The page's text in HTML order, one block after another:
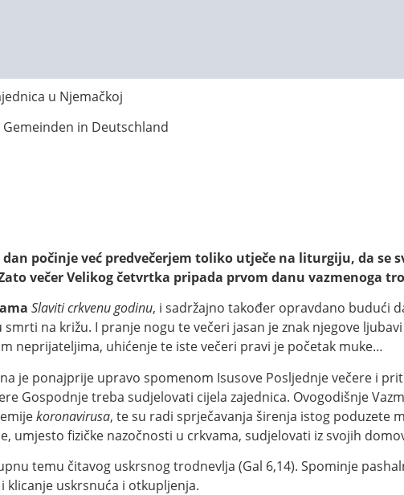
u Njemačkoj
in Deutschland
počinje već predvečerjem toliko utječe na liturgiju, da se
večer Velikog četvrtka pripada prvom danu vazmenoga
Slaviti crkvenu godinu, i sadržajno također opravdano budući
na križu. I pranje nogu te večeri jasan je znak njegove
neprijateljima, uhićenje te iste večeri pravi je početak muke…
je ponajprije upravo spomenom Isusove Posljednje večere i
Gospodnje treba sudjelovati cijela zajednica. Ovogodišnje
koronavirusa, te su radi sprječavanja širenja istog poduzete
umjesto fizičke nazočnosti u crkvama, sudjelovati iz svojih
temu čitavog uskrsnog trodnevlja (Gal 6,14). Spominje
klicanje uskrsnuća i otkupljenja.